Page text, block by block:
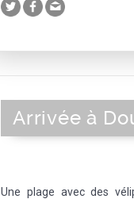
Arrivée à
Une plage avec des